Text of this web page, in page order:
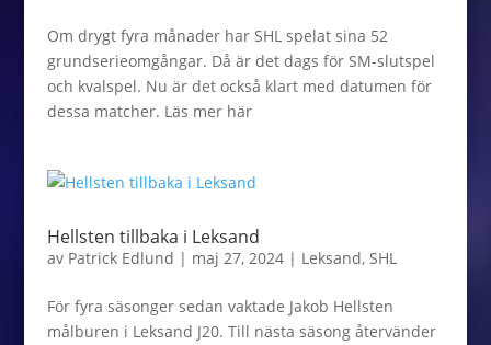
Om drygt fyra månader har SHL spelat sina 52
grundserieomgångar. Då är det dags för SM-slutspel
och kvalspel. Nu är det också klart med datumen för
dessa matcher. Läs mer här
Hellsten tillbaka i Leksand
av Patrick Edlund | maj 27, 2024| Leksand, SHL
För fyra säsonger sedan vaktade Jakob Hellsten
målburen i Leksand J20. Till nästa säsong återvänder